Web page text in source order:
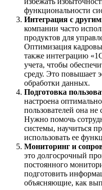
функциональности
Интеграция с
компании часто
продуктов для
Оптимизация
также интеграцию
учета, чтобы
среду. Это повышает
обработки данных.
Подготовка
настроена
пользователей она не
Нужно помочь
системы, научиться
использовать ее
Мониторинг и
это долгосрочный
постоянного
подготовить
объясняющие, как